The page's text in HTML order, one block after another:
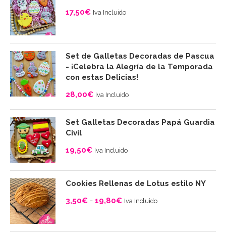
17,50€ Iva Incluido
Set de Galletas Decoradas de Pascua
- ¡Celebra la Alegría de la Temporada
con estas Delicias!
28,00€ Iva Incluido
Set Galletas Decoradas Papá Guardia
Civil
19,50€ Iva Incluido
Cookies Rellenas de Lotus estilo NY
3,50€ - 19,80€
Rango
de
Iva Incluido